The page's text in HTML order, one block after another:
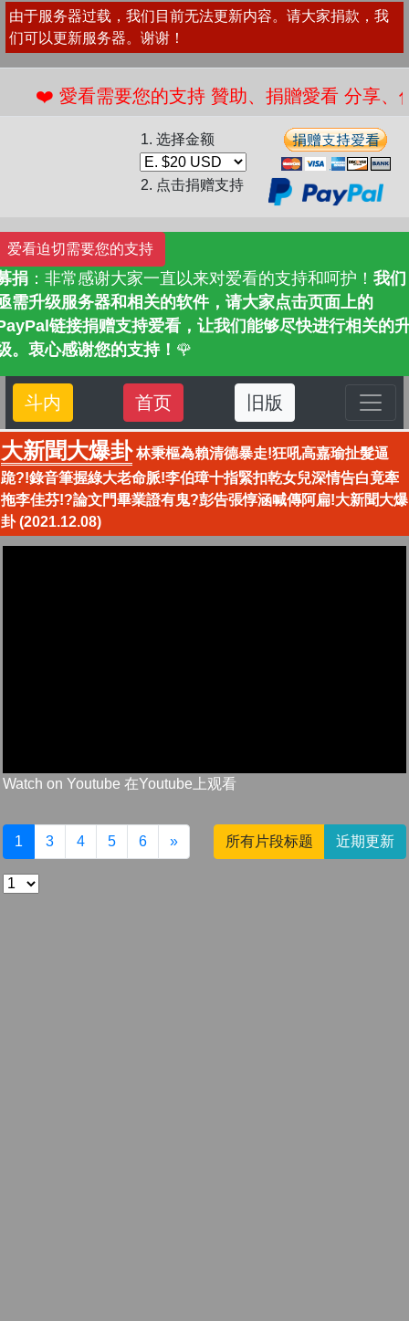
由于服务器过载，我们目前无法更新内容。请大家捐款，我
们可以更新服务器。谢谢！
❤️ 愛看需要您的支持 贊助、捐贈愛看
1. 选择金额
2. 点击捐赠支持
爱看迫切需要您的支持
捐 ：非常感谢大家一直以来对爱看的支持和呵护！ 我们
需升级服务器和相关的软件，请大家点击页面上的
链接捐赠支持爱看，让我们能够尽快进行相关的
。衷心感谢您的支持！ 🌹
斗内 首页 旧版
大新聞大爆卦 林秉樞為賴清德暴走!狂吼高嘉瑜扯髮逼
跪?!錄音筆握綠大老命脈!李伯璋十指緊扣乾女兒深情告白竟牽
拖李佳芬!?論文門畢業證有鬼?彭告張惇涵喊傳阿扁!大新聞大爆
卦 (2021.12.08)
Watch on Youtube 在Youtube上观看
1 3 4 5 6 » 所有片段标题 近期更新